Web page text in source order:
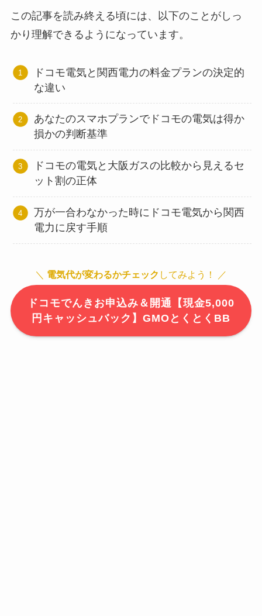
この記事を読み終える頃には、以下のことがしっ
かり理解できるようになっています。
ドコモ電気と関西電力の料金プランの決定的
な違い
あなたのスマホプランでドコモの電気は得か
損かの判断基準
ドコモの電気と大阪ガスの比較から見えるセ
ット割の正体
万が一合わなかった時にドコモ電気から関西
電力に戻す手順
＼ 電気代が変わるかチェック してみよう！ ／
ドコモでんきお申込み＆開通【現金5,000
円キャッシュバック】GMOとくとくBB